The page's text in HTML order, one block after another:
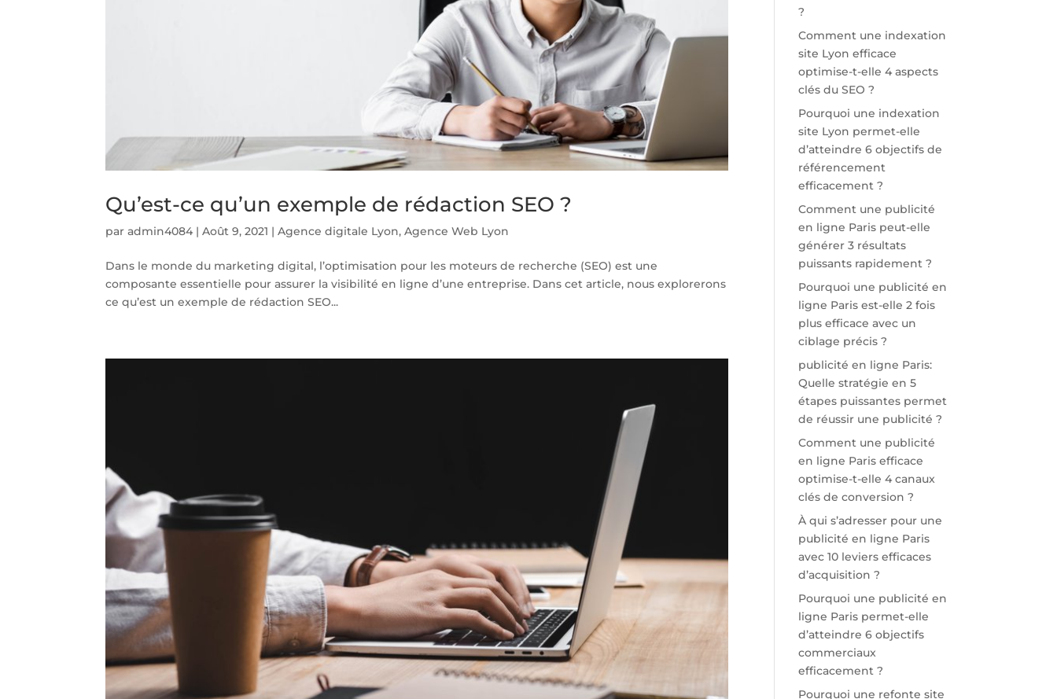
Qu’est-ce qu’un exemple de rédaction SEO ?
paradmin4084 |Août 9, 2021 |Agence digitale Lyon,Agence Web Lyon
Dans le monde du marketing digital, l’optimisation pour les moteurs de recherche (SEO) est une
composante essentielle pour assurer la visibilité en ligne d’une entreprise. Dans cet article, nous explorerons
ce qu’est un exemple de rédaction SEO...
?
Comment une indexation
site Lyon efficace
optimise-t-elle 4 aspects
clés du SEO ?
Pourquoi une indexation
site Lyon permet-elle
d’atteindre 6 objectifs de
référencement
efficacement ?
Comment une publicité
en ligne Paris peut-elle
générer 3 résultats
puissants rapidement ?
Pourquoi une publicité en
ligne Paris est-elle 2 fois
plus efficace avec un
ciblage précis ?
publicité en ligne Paris:
Quelle stratégie en 5
étapes puissantes permet
de réussir une publicité ?
Comment une publicité
en ligne Paris efficace
optimise-t-elle 4 canaux
clés de conversion ?
À qui s’adresser pour une
publicité en ligne Paris
avec 10 leviers efficaces
d’acquisition ?
Pourquoi une publicité en
ligne Paris permet-elle
d’atteindre 6 objectifs
commerciaux
efficacement ?
Pourquoi une refonte site